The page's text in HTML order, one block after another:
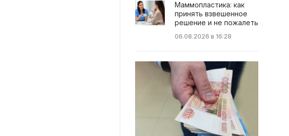
Маммопластика: как
принять взвешенное
решение и не пожалеть
06.08.2026 в 16:28